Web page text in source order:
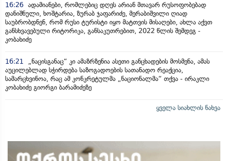
16:26 ადამიანები, რომლებიც დღეს არიან მთავარ რუსოფობებად
დანიშნული, ხოშტარია, ზურაბ ჯაფარიძე, მერაბიშვილი ღიად
საუბრობდნენ, რომ რუსი ტურისტი იყო მატთვის მისაღები, ახლა აქვთ
განსხვავებული რიტორიკა, განსაკუთრებით, 2022 წლის შემდეგ -
კობახიძე
16:21
„ნაცისგანაც“ კი ამაზრზენია ასეთი განცხადების მოსმენა, ამას
აუცილებლად სჭირდება საზოგადოების სათანადო რეაქცია,
სამარცხვინოა, რაც ამ კონკრეტულმა „ნაციონალმა“ თქვა - ირაკლი
კობახიძე გიორგი ბარამიძეზე
ყველა სიახლის ნახვა